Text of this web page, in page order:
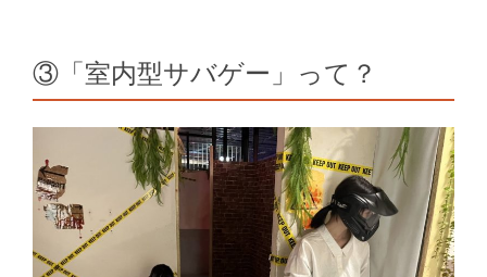
③「室内型サバゲー」って？